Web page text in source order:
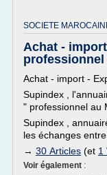
SOCIETE
Achat -
professionnel
Achat - import -
Supindex ,
" professionnel au
Supindex ,
les échanges
→ 30 Articles (et 1
Voir également :